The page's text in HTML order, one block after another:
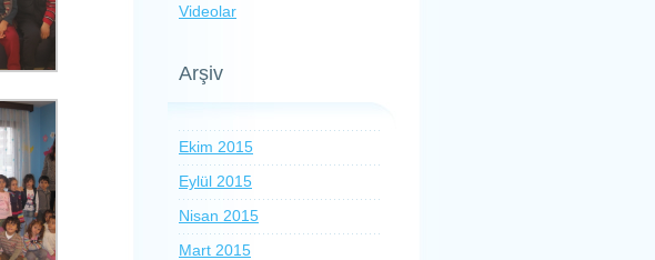
Videolar
Arşiv
Ekim 2015
Eylül 2015
Nisan 2015
Mart 2015